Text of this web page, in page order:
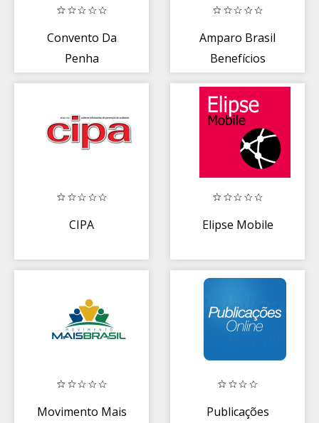
Convento Da
Penha
Amparo Brasil
Benefícios
CIPA Elipse Mobile
Movimento Mais
Publicações